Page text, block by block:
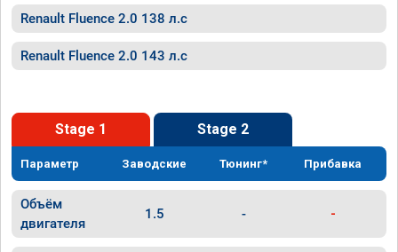
Renault Fluence 2.0 138 л.с
Renault Fluence 2.0 143 л.с
Stage 1 Stage 2
Параметр Заводские Тюнинг* Прибавка
Объём
двигателя
1.5 - -